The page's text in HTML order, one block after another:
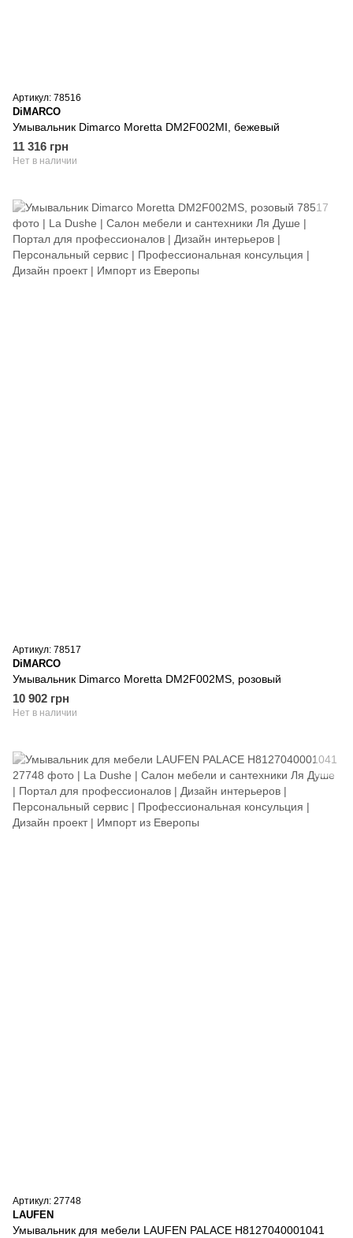
Артикул: 78516
DiMARCO
Умывальник Dimarco Moretta DM2F002MI, бежевый
11 316 грн
Нет в наличии
Артикул: 78517
DiMARCO
Умывальник Dimarco Moretta DM2F002MS, розовый
10 902 грн
Нет в наличии
Артикул: 27748
LAUFEN
Умывальник для мебели LAUFEN PALACE H8127040001041